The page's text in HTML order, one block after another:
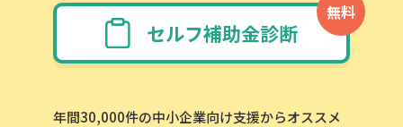
無料
セルフ補助金診断
年間30,000件の中小企業向け支援からオススメ